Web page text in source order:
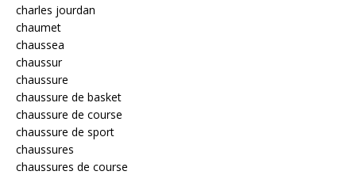
charles jourdan
chaumet
chaussea
chaussur
chaussure
chaussure de basket
chaussure de course
chaussure de sport
chaussures
chaussures de course